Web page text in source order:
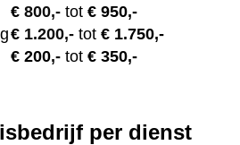
€ 800,- tot € 950,-
€ 1.200,- tot € 1.750,-
€ 200,- tot € 350,-
per dienst